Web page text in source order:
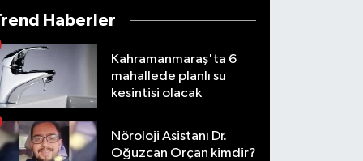
Haberler
Kahramanmaraş'ta 6
mahallede planlı su
kesintisi olacak
Nöroloji Asistanı Dr.
Oğuzcan Orçan kimdir?